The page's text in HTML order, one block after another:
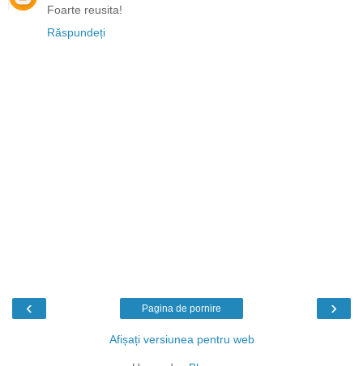
Foarte reusita!
Răspundeți
‹ ›
Pagina de pornire
Afișați versiunea pentru web